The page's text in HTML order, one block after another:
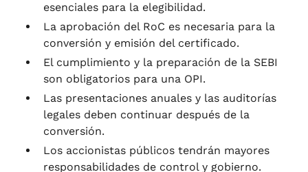
Pasos para convertir una sociedad de
responsabilidad limitada privada en una
sociedad anónima pública
La experiencia de VJM Global en la conversión
del sector privado al público para empresas
estadounidenses en la India
. Finalizando
esenciales para la elegibilidad.
La aprobación del RoC es necesaria para la
conversión y emisión del certificado.
El cumplimiento y la preparación de la SEBI
son obligatorios para una OPI.
Las presentaciones anuales y las auditorías
legales deben continuar después de la
conversión.
Los accionistas públicos tendrán mayores
responsabilidades de control y gobierno.